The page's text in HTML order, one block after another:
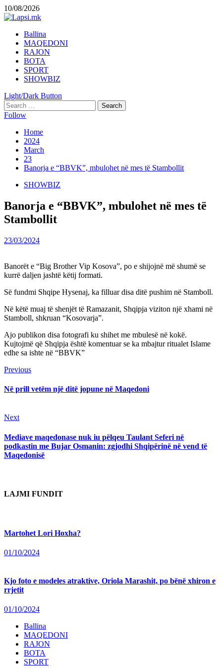
Skip
to
10/08/2026
Primary
Menu
Ballina
MAQEDONI
RAJON
BOTA
SPORT
SHOWBIZ
Light/Dark Button
Search
for:
Follow
Home
2024
March
23
Banorja e “BBVK”, mbulohet në mes të Stambollit
SHOWBIZ
Banorja e “BBVK”, mbulohet në mes të
Stambollit
23/03/2024
Banorët e “Big Brother Vip Kosova”, po e shijojnë më shumë se
kurrë daljen jashtë këtij formati.
Së fundmi Shqipe Hysenaj, ka filluar disa ditë pushim në Stamboll.
Në këtë muaj të shenjët të Ramazanit, Shqipja viziton një xhami në
Stamboll, shkruan “Kosovarja”.
Ajo publikon disa fotografi ku shihet me mbulesë në kokë.
Kujtojmë që Shqipja është komentuar se ka mbajtur ritualet Islame
edhe sa ishte në “BBVK”
Continue
Reading
PreviousPrevious
Në prill vetëm një ditë jopune në Maqedoni
NextNext
Mediave maqedonase nuk iu pëlqeu Taulant Seferi në
podkastin me Bujar Osmanin: zgjodhi Shqipërinë në vend të
Maqedonisë
LAJMI FUNDIT
Martohet Lori Hoxha?
01/10/2024
Kjo foto e modeles atraktive, Oriola Marashit, po bënë xhiron e
rrjetit
01/10/2024
Ballina
MAQEDONI
RAJON
BOTA
SPORT